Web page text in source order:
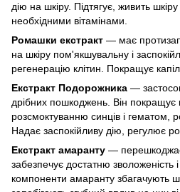
дію на шкіру. Підтягує, живить шкіру
необхідними вітамінами.
Ромашки екстракт — має
на шкіру пом'якшувальну і
регенерацію клітин. Покращує
Екстракт Подорожника —
дрібних пошкоджень. Він покращує
розсмоктуванню синців і гематом,
Надає заспокійливу дію, регулює
Екстракт амаранту — перешкоджає
забезпечує достатню зволоженість
компоненти амаранту збагачують